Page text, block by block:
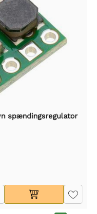
spændingsregulator